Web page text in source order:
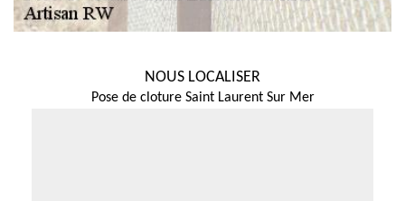
NOUS LOCALISER
Pose de cloture Saint Laurent Sur Mer